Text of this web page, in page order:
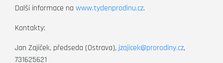
Další informace na www.tydenprodinu.cz.
Kontakty:
Jan Zajíček, předseda (Ostrava), jzajicek@prorodiny.cz,
731625621